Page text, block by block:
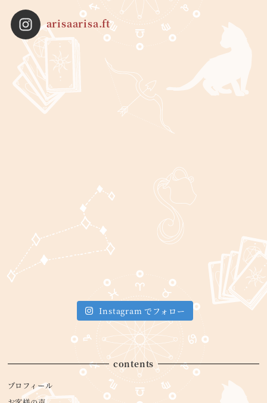
arisaarisa.ft
Instagram でフォロー
contents
プロフィール